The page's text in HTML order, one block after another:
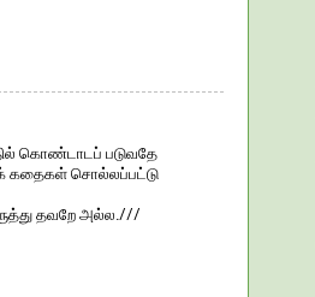
கொண்டாடப் படுவதே
கதைகள் சொல்லப்பட்டு
தவறே அல்ல.///